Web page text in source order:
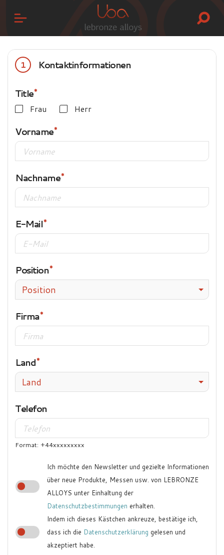
1 Kontaktinformationen
Title
Frau Herr
Vorname
Nachname
E-Mail
Position
Position
Firma
Land
Land
Telefon
Format: +44xxxxxxxxx
Ich möchte den Newsletter und gezielte Informationen
über neue Produkte, Messen usw. von LEBRONZE
ALLOYS unter Einhaltung der
Datenschutzbestimmungen erhalten.
Indem ich dieses Kästchen ankreuze, bestätige ich,
dass ich die Datenschutzerklärung gelesen und
akzeptiert habe.